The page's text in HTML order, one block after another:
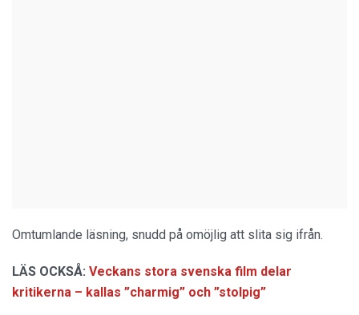
Omtumlande läsning, snudd på omöjlig att slita sig ifrån.
LÄS OCKSÅ: Veckans stora svenska film delar
kritikerna – kallas ”charmig” och ”stolpig”